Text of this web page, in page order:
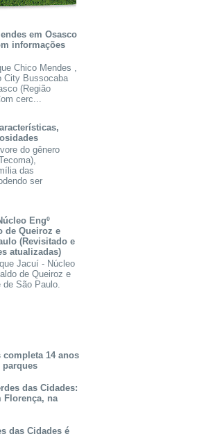
em Osasco
informações
Chico Mendes ,
City Bussocaba
(Região
cerc...
do gênero
das
ser
Engº
de Queiroz e
(Revisitado e
atualizadas)
Jacuí - Núcleo
de Queiroz e
São Paulo.
completa 14 anos
parques
das Cidades:
Florença, na
das Cidades é